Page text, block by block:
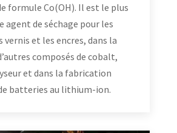
formule Co(OH). Il est le plus
agent de séchage pour les
vernis et les encres, dans la
composés de cobalt,
et dans la fabrication
batteries au lithium-ion.